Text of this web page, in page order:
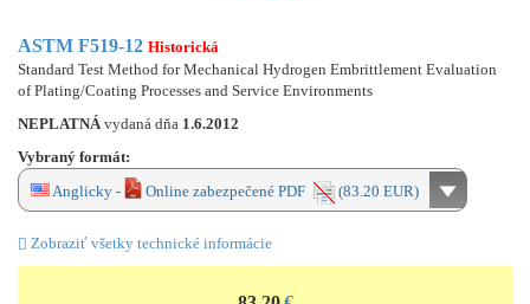
ASTM F519-12 Historická
Standard Test Method for Mechanical Hydrogen Embrittlement Evaluation
of Plating/Coating Processes and Service Environments
NEPLATNÁ vydaná dňa 1.6.2012
Vybraný formát:
Anglicky -
Online zabezpečené PDF (83.20 EUR)
Zobraziť všetky technické informácie